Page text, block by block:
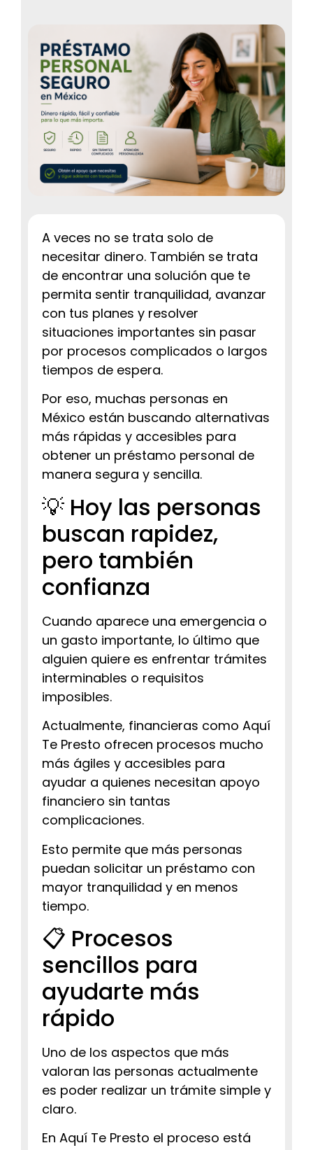
A veces no se trata solo de
necesitar dinero. También se trata
de encontrar una solución que te
permita sentir tranquilidad, avanzar
con tus planes y resolver
situaciones importantes sin pasar
por procesos complicados o largos
tiempos de espera.
Por eso, muchas personas en
México están buscando alternativas
más rápidas y accesibles para
obtener un préstamo personal de
manera segura y sencilla.
💡 Hoy las personas
buscan rapidez,
pero también
confianza
Cuando aparece una emergencia o
un gasto importante, lo último que
alguien quiere es enfrentar trámites
interminables o requisitos
imposibles.
Actualmente, financieras como Aquí
Te Presto ofrecen procesos mucho
más ágiles y accesibles para
ayudar a quienes necesitan apoyo
financiero sin tantas
complicaciones.
Esto permite que más personas
puedan solicitar un préstamo con
mayor tranquilidad y en menos
tiempo.
📋 Procesos
sencillos para
ayudarte más
rápido
Uno de los aspectos que más
valoran las personas actualmente
es poder realizar un trámite simple y
claro.
En Aquí Te Presto el proceso está